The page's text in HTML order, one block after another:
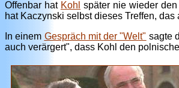
Offenbar hat Kohl später nie wieder
hat Kaczynski selbst dieses Treffen,
In einem Gespräch mit der "Welt" sagte
auch verärgert", dass Kohl den